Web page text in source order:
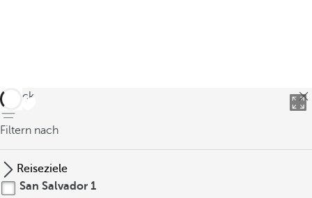
zurück
Filtern nach
Reiseziele
San Salvador 1